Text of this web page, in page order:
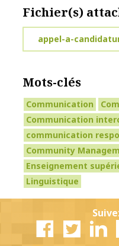
Fichier(s)
appel-a-
Mots-clés
Communication
Communication
communication
Community
Enseignement
Linguistique